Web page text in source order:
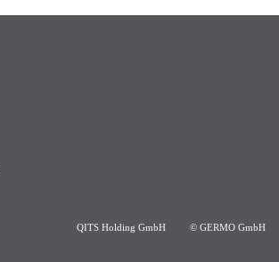
QITS Holding GmbH © GERMO GmbH